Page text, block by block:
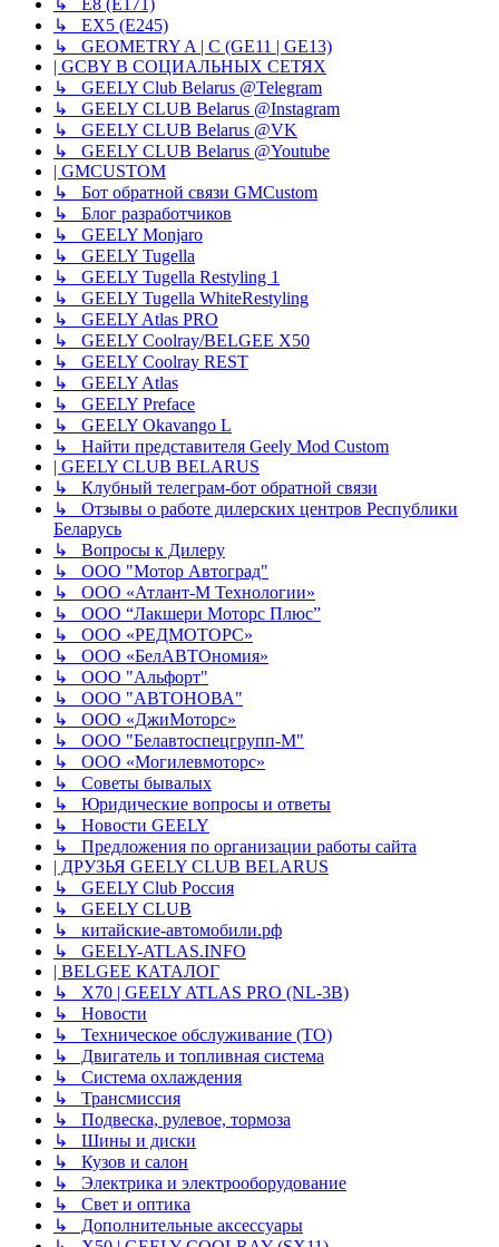
↳ E8 (E171)
↳ EX5 (E245)
↳ GEOMETRY A | C (GE11 | GE13)
| GCBY В СОЦИАЛЬНЫХ СЕТЯХ
↳ GEELY Club Belarus @Telegram
↳ GEELY CLUB Belarus @Instagram
↳ GEELY CLUB Belarus @VK
↳ GEELY CLUB Belarus @Youtube
| GMCUSTOM
↳ Бот обратной связи GMCustom
↳ Блог разработчиков
↳ GEELY Monjaro
↳ GEELY Tugella
↳ GEELY Tugella Restyling 1
↳ GEELY Tugella WhiteRestyling
↳ GEELY Atlas PRO
↳ GEELY Coolray/BELGEE X50
↳ GEELY Coolray REST
↳ GEELY Atlas
↳ GEELY Preface
↳ GEELY Okavango L
↳ Найти представителя Geely Mod Custom
| GEELY CLUB BELARUS
↳ Клубный телеграм-бот обратной связи
↳ Отзывы о работе дилерских центров Республики
Беларусь
↳ Вопросы к Дилеру
↳ ООО "Мотор Автоград"
↳ ООО «Атлант-М Технологии»
↳ ООО “Лакшери Моторс Плюс”
↳ ООО «РЕДМОТОРС»
↳ ООО «БелАВТОномия»
↳ ООО "Альфорт"
↳ ООО "АВТОНОВА"
↳ ООО «ДжиМоторс»
↳ ООО "Белавтоспецгрупп-М"
↳ ООО «Могилевмоторс»
↳ Советы бывалых
↳ Юридические вопросы и ответы
↳ Новости GEELY
↳ Предложения по организации работы сайта
| ДРУЗЬЯ GEELY CLUB BELARUS
↳ GEELY Club Россия
↳ GEELY CLUB
↳ китайские-автомобили.рф
↳ GEELY-ATLAS.INFO
| BELGEE КАТАЛОГ
↳ X70 | GEELY ATLAS PRO (NL-3B)
↳ Новости
↳ Техническое обслуживание (ТО)
↳ Двигатель и топливная система
↳ Система охлаждения
↳ Трансмиссия
↳ Подвеска, рулевое, тормоза
↳ Шины и диски
↳ Кузов и салон
↳ Электрика и электрооборудование
↳ Свет и оптика
↳ Дополнительные аксессуары